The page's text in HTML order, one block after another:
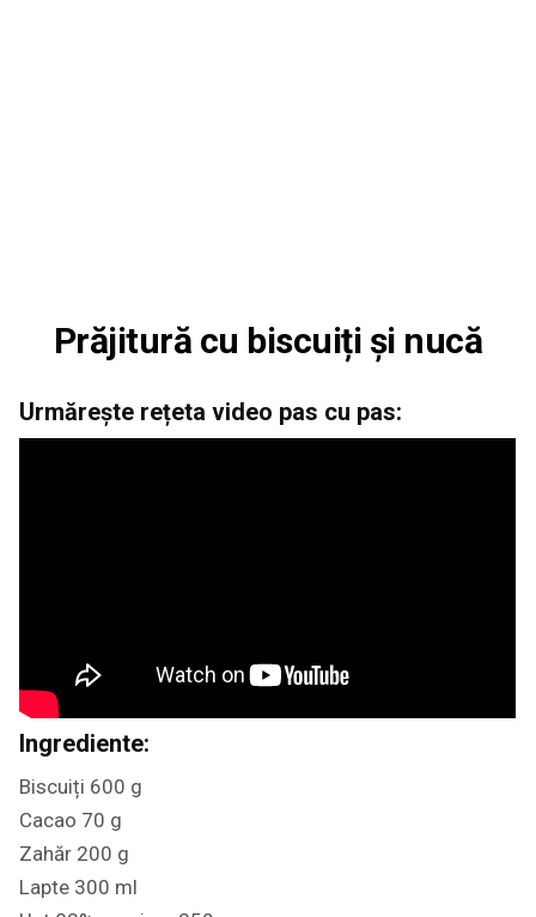
Prăjitură cu biscuiți și nucă
Urmărește rețeta video pas cu pas:
Ingrediente:
Biscuiți 600 g
Cacao 70 g
Zahăr 200 g
Lapte 300 ml